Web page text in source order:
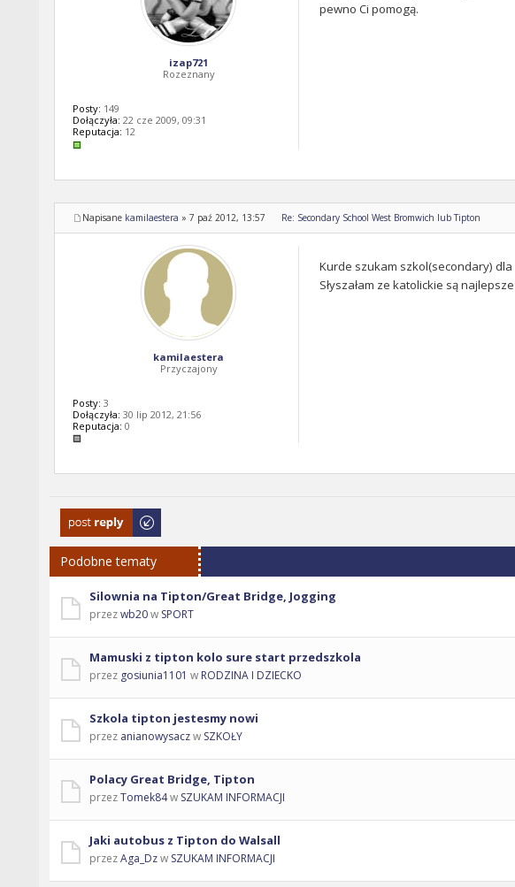
pewno Ci pomogą.
izap721
Rozeznany
Posty: 149
Dołączyła: 22 cze 2009, 09:31
Reputacja: 12
Napisane kamilaestera » 7 paź 2012, 13:57 Re: Secondary School West Bromwich lub Tipton
Kurde szukam szkol(secondary)
Słyszałam ze katolickie są najlepsze
kamilaestera
Przyczajony
Posty: 3
Dołączyła: 30 lip 2012, 21:56
Reputacja: 0
Odpowiedz
Podobne tematy
Silownia na Tipton/Great Bridge, Jogging
przezwb20w SPORT
Mamuski z tipton kolo sure start przedszkola
przez gosiunia1101 w RODZINA I DZIECKO
Szkola tipton jestesmy nowi
przez anianowysaczw SZKOŁY
Polacy Great Bridge, Tipton
przezTomek84w SZUKAM INFORMACJI
Jaki autobus z Tipton do Walsall
przezAga_Dzw SZUKAM INFORMACJI